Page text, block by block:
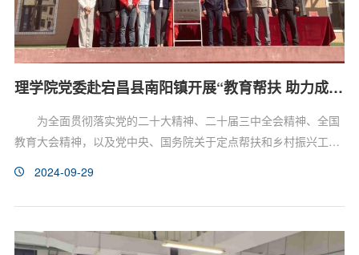
理学院党委赴宕昌县南阳镇开展“教育帮扶 助力成长”调研工作
为全面贯彻落实党的二十大精神、二十届三中全会精神、全国
教育大会精神，以及党中央、国务院关于定点帮扶和乡村振兴工作
扶，精准助力乡村振兴。天津大学挂职干部、宕昌县副县长赵洪
委副书记陈乐、党委组织员高宁，南阳镇党委书记李文杰，南阳...
2024-09-29